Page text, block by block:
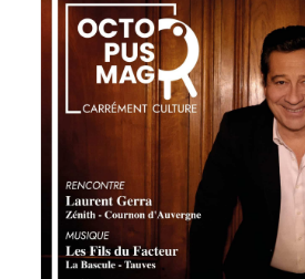
27 avril 2026
LIRE LA SUITE